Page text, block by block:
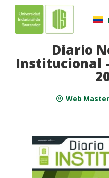
Diario
Institucional
Web Master